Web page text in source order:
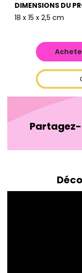
DIMENSIONS DU
18 x 15 x 2,5 cm